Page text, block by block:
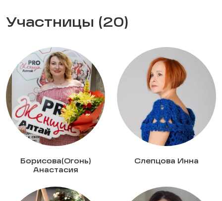
Участницы (20)
Борисова(Огонь)
Анастасия
Слепцова Инна